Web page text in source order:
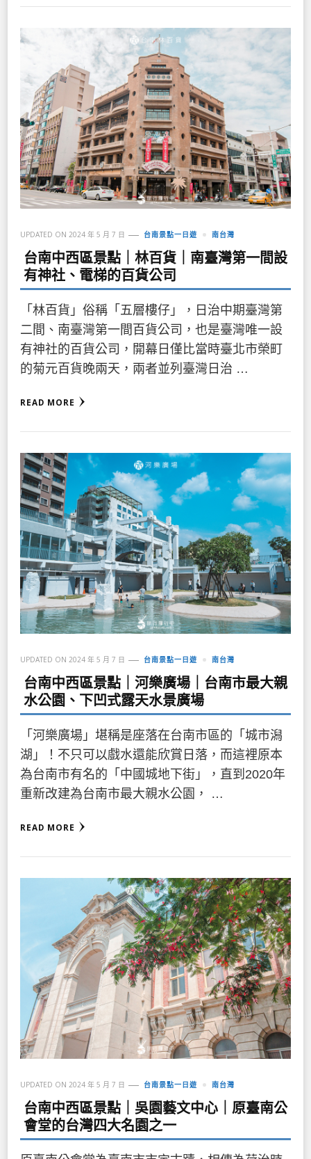
UPDATED ON 2024 年 5 月 7 日 台南景點一日遊 南台灣
台南中西區景點｜林百貨｜南臺灣第一間設
有神社、電梯的百貨公司
「林百貨」俗稱「五層樓仔」，日治中期臺灣第
二間、南臺灣第一間百貨公司，也是臺灣唯一設
有神社的百貨公司，開幕日僅比當時臺北市榮町
的菊元百貨晚兩天，兩者並列臺灣日治 …
READ MORE
UPDATED ON 2024 年 5 月 7 日 台南景點一日遊 南台灣
台南中西區景點｜河樂廣場｜台南市最大親
水公園、下凹式露天水景廣場
「河樂廣場」堪稱是座落在台南市區的「城市潟
湖」！不只可以戲水還能欣賞日落，而這裡原本
為台南市有名的「中國城地下街」，直到2020年
重新改建為台南市最大親水公園， …
READ MORE
UPDATED ON 2024 年 5 月 7 日 台南景點一日遊 南台灣
台南中西區景點｜吳園藝文中心｜原臺南公
會堂的台灣四大名園之一